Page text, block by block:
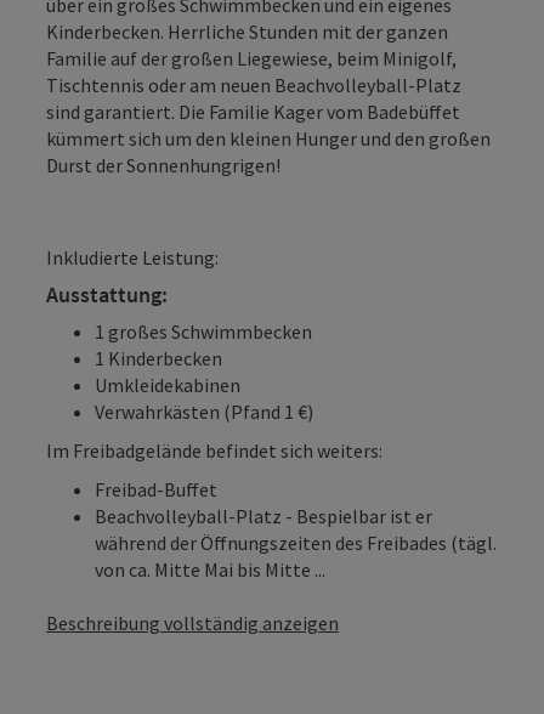
Kinderbecken. Herrliche Stunden mit der ganzen
Familie auf der großen Liegewiese, beim Minigolf,
Tischtennis oder am neuen Beachvolleyball-Platz
sind garantiert. Die Familie Kager vom Badebüffet
kümmert sich um den kleinen Hunger und den großen
Durst der Sonnenhungrigen!
Inkludierte Leistung:
Ausstattung:
1 großes Schwimmbecken
1 Kinderbecken
Umkleidekabinen
Verwahrkästen (Pfand 1 €)
Im Freibadgelände befindet sich weiters:
Freibad-Buffet
Beachvolleyball-Platz - Bespielbar ist er
während der Öffnungszeiten des Freibades (tägl.
von ca. Mitte Mai bis Mitte ...
Beschreibung vollständig anzeigen